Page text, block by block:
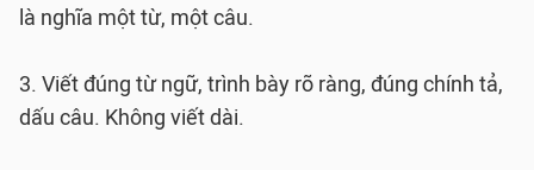
là nghĩa một từ, một câu.
3. Viết đúng từ ngữ, trình bày rõ ràng, đúng chính tả,
dấu câu. Không viết dài.